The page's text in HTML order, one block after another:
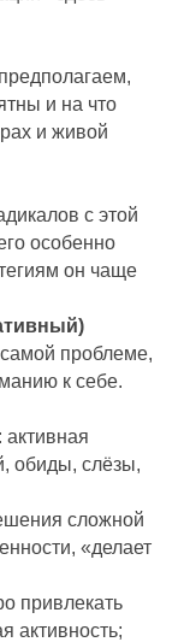
и на что
и живой
с этой
особенно
он чаще
самой проблеме,
к себе.
обиды, слёзы,
сложной
«делает
привлекать
активность;